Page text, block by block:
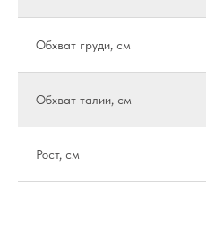
Обхват груди, см
Обхват талии, см
Рост, см